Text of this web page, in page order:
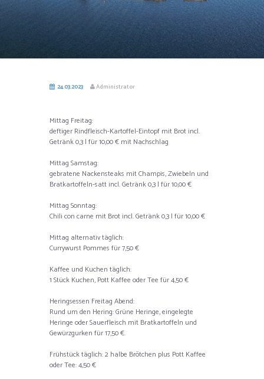
24.03.2023 Administrator
Mittag Freitag:
deftiger Rindfleisch-Kartoffel-Eintopf mit Brot incl.
Getränk 0,3 l für 10,00 € mit Nachschlag
Mittag Samstag:
gebratene Nackensteaks mit Champis, Zwiebeln und
Bratkartoffeln-satt incl. Getränk 0,3 l für 10,00 €
Mittag Sonntag:
Chili con carne mit Brot incl. Getränk 0,3 l für 10,00 €
Mittag alternativ täglich:
Currywurst Pommes für 7,50 €
Kaffee und Kuchen täglich:
1 Stück Kuchen, Pott Kaffee oder Tee für 4,50 €
Heringsessen Freitag Abend:
Rund um den Hering: Grüne Heringe, eingelegte
Heringe oder Sauerfleisch mit Bratkartoffeln und
Gewürzgurken für 17,50 €.
Frühstück täglich: 2 halbe Brötchen plus Pott Kaffee
oder Tee: 4,50 €